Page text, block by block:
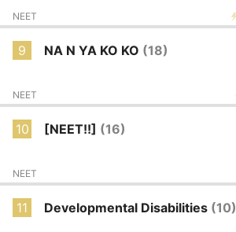
NEET
9 NA N YA KO KO (18)
NEET
10 [NEET!!] (16)
NEET
11 Developmental Disabilities (10)